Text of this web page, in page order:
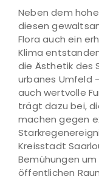
Neben dem
diesen
Flora auch ein
Klima
die Ästhetik des
urbanes Umfeld
auch wertvolle
trägt dazu bei,
machen gegen
Kreisstadt
Bemühungen
öffentlichen